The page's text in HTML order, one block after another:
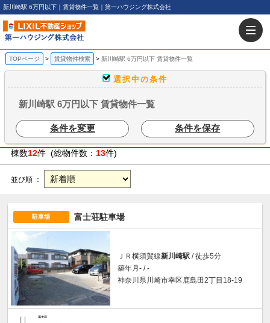
新川崎駅 6万円以下｜賃貸物件一覧｜第一ハウジング株式会社
TOPページ 賃貸物件検索 新川崎駅 6万円以下 賃貸物件一覧
選択中の条件
新川崎駅 6万円以下 賃貸物件一覧
条件を変更 条件を保存
棟数12件 (総物件数： 13件)
並び順 ：
駐車場 富士荘駐車場
ＪＲ横須賀線新川崎駅 / 徒歩5分
築年月- / -
神奈川県川崎市幸区鹿島田2丁目18-19